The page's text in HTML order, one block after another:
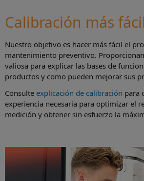
Calibración más fácil
Nuestro objetivo es hacer más fácil el
mantenimiento preventivo.
valiosa para explicar las bases de
productos y como pueden mejorar sus
Consulte explicación de calibración para
experiencia necesaria para optimizar el
medición y obtener sin esfuerzo la